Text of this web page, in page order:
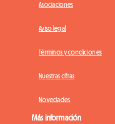
Asociaciones
Aviso legal
Términos y condiciones
Nuestras cifras
Novedades
Más información